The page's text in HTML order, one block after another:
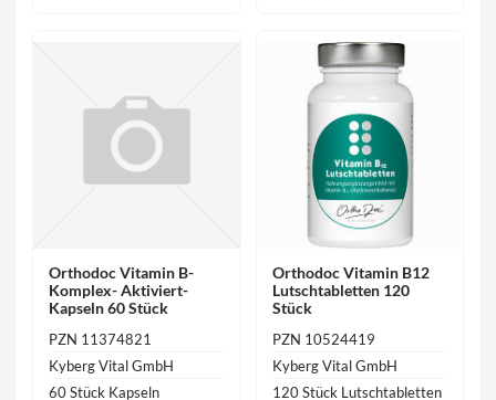
Orthodoc Vitamin B-
Komplex- Aktiviert-
Kapseln 60 Stück
PZN 11374821
Kyberg Vital GmbH
60 Stück Kapseln
Orthodoc Vitamin B12
Lutschtabletten 120
Stück
PZN 10524419
Kyberg Vital GmbH
120 Stück Lutschtabletten